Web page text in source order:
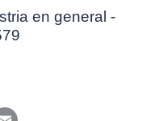
en general -